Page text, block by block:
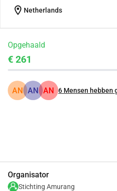
location_on Netherlands
Opgehaald
€ 261
AN AN AN 6 Mensen hebben
Organisator
Stichting Amurang